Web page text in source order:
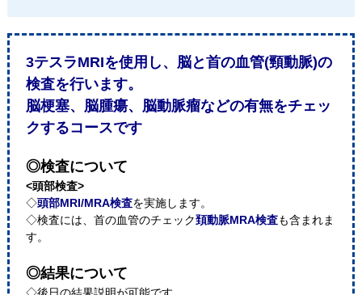
3テスラMRIを使用し、脳と首の血管(頸動脈)の
検査を行います。
脳梗塞、脳腫瘍、脳動脈瘤などの有無をチェッ
クするコースです
◎検査について
<頭部検査>
◇頭部MRI/MRA検査を実施します。
◇検査には、首の血管のチェック頚動脈MRA検査も含まれま
す。
◎結果について